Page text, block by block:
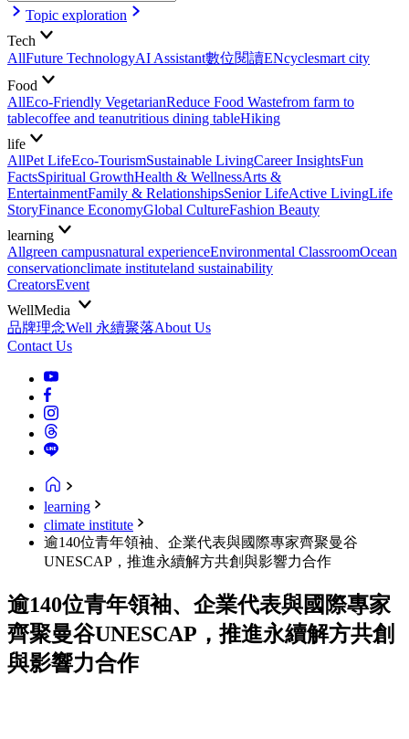
Topic exploration
Tech
AllFuture TechnologyAI Assistant數位閱讀ENcyclesmart city
Food
AllEco-Friendly VegetarianReduce Food Wastefrom farm to
tablecoffee and teanutritious dining tableHiking
life
AllPet LifeEco-TourismSustainable LivingCareer InsightsFun
FactsSpiritual GrowthHealth & WellnessArts &
EntertainmentFamily & RelationshipsSenior LifeActive LivingLife
StoryFinance EconomyGlobal CultureFashion Beauty
learning
Allgreen campusnatural experienceEnvironmental ClassroomOcean
conservationclimate instituteland sustainability
CreatorsEvent
WellMedia
品牌理念Well 永續聚落About Us
Contact Us
learning
climate institute
逾140位青年領袖、企業代表與國際專家齊聚曼谷
UNESCAP，推進永續解方共創與影響力合作
逾140位青年領袖、企業代表與國際專家
齊聚曼谷UNESCAP，推進永續解方共創
與影響力合作